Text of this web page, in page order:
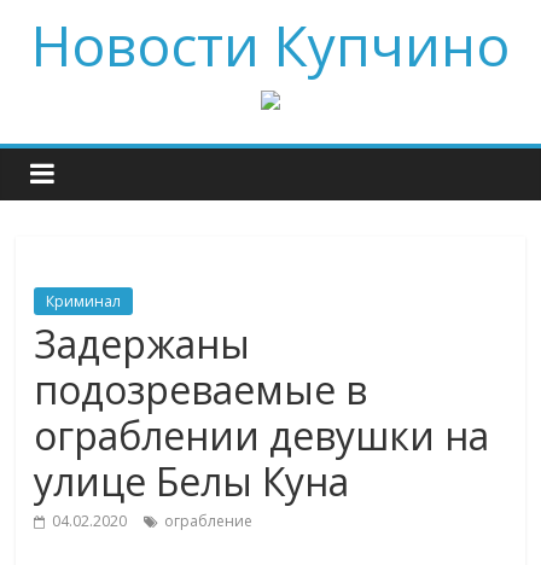
Новости Купчино
Криминал
Задержаны
подозреваемые в
ограблении девушки на
улице Белы Куна
04.02.2020 ограбление